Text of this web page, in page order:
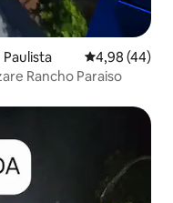
Paulista Середня
4,98 (44)
Rancho Paraiso